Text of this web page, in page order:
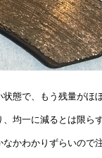
態で、もう残量がほ
均一に減るとは限ら
かわかりずらいので